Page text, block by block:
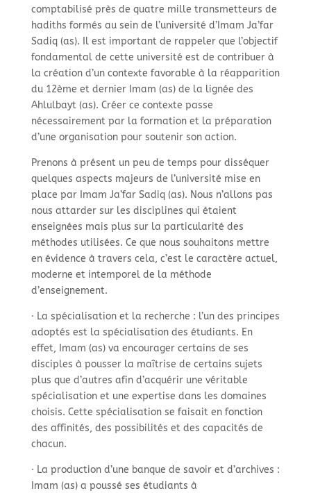
comptabilisé près de quatre mille transmetteurs de
hadiths formés au sein de l’université d’Imam Ja’far
Sadiq (as). Il est important de rappeler que l’objectif
fondamental de cette université est de contribuer à
la création d’un contexte favorable à la réapparition
du 12ème et dernier Imam (as) de la lignée des
Ahlulbayt (as). Créer ce contexte passe
nécessairement par la formation et la préparation
d’une organisation pour soutenir son action.
Prenons à présent un peu de temps pour disséquer
quelques aspects majeurs de l’université mise en
place par Imam Ja’far Sadiq (as). Nous n’allons pas
nous attarder sur les disciplines qui étaient
enseignées mais plus sur la particularité des
méthodes utilisées. Ce que nous souhaitons mettre
en évidence à travers cela, c’est le caractère actuel,
moderne et intemporel de la méthode
d’enseignement.
· La spécialisation et la recherche : l’un des principes
adoptés est la spécialisation des étudiants. En
effet, Imam (as) va encourager certains de ses
disciples à pousser la maîtrise de certains sujets
plus que d’autres afin d’acquérir une véritable
spécialisation et une expertise dans les domaines
choisis. Cette spécialisation se faisait en fonction
des affinités, des possibilités et des capacités de
chacun.
· La production d’une banque de savoir et d’archives :
Imam (as) a poussé ses étudiants à